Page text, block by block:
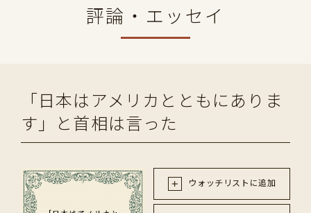
評論・エッセイ
「日本はアメリカとともにありま
す」と首相は言った
ウォッチリストに追加